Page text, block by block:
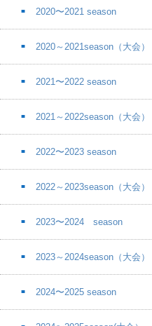
2020〜2021 season
2020～2021season（大会）
2021〜2022 season
2021～2022season（大会）
2022〜2023 season
2022～2023season（大会）
2023〜2024 season
2023～2024season（大会）
2024〜2025 season